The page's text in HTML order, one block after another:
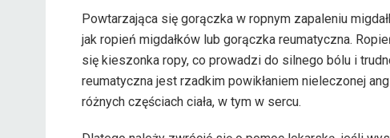
Powtarzająca się gorączka w ropnym zapaleniu
jak ropień migdałków lub gorączka reumatyczna.
się kieszonka ropy, co prowadzi do silnego bólu i
reumatyczna jest rzadkim powikłaniem nieleczonej
różnych częściach ciała, w tym w sercu.